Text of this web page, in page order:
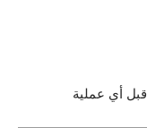
قبل أي عملية